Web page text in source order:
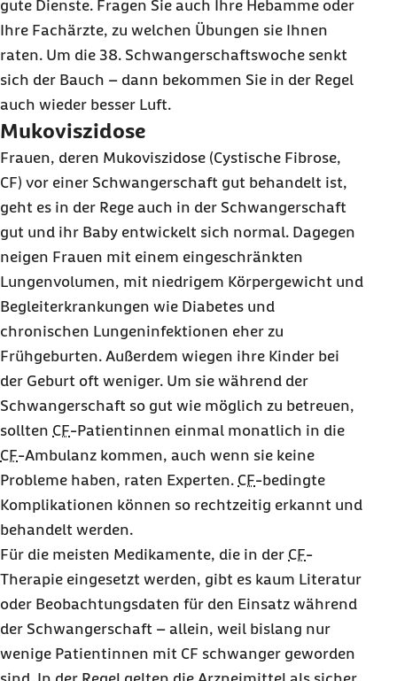
gute Dienste. Fragen Sie auch Ihre Hebamme oder
Ihre Fachärzte, zu welchen Übungen sie Ihnen
raten. Um die 38. Schwangerschaftswoche senkt
sich der Bauch – dann bekommen Sie in der Regel
auch wieder besser Luft.
Mukoviszidose
Frauen, deren Mukoviszidose (Cystische Fibrose,
CF) vor einer Schwangerschaft gut behandelt ist,
geht es in der Rege auch in der Schwangerschaft
gut und ihr Baby entwickelt sich normal. Dagegen
neigen Frauen mit einem eingeschränkten
Lungenvolumen, mit niedrigem Körpergewicht und
Begleiterkrankungen wie Diabetes und
chronischen Lungeninfektionen eher zu
Frühgeburten. Außerdem wiegen ihre Kinder bei
der Geburt oft weniger. Um sie während der
Schwangerschaft so gut wie möglich zu betreuen,
sollten CF-Patientinnen einmal monatlich in die
CF-Ambulanz kommen, auch wenn sie keine
Probleme haben, raten Experten. CF-bedingte
Komplikationen können so rechtzeitig erkannt und
behandelt werden.
Für die meisten Medikamente, die in der CF-
Therapie eingesetzt werden, gibt es kaum Literatur
oder Beobachtungsdaten für den Einsatz während
der Schwangerschaft – allein, weil bislang nur
wenige Patientinnen mit CF schwanger geworden